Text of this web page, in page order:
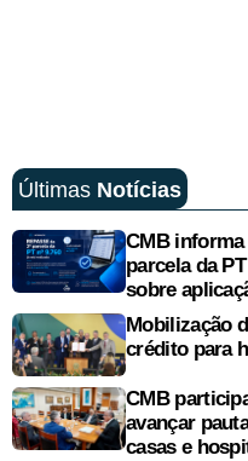
Últimas Notícias
CMB informa
parcela da
sobre
Mobilização
crédito para
CMB
avançar
casas e